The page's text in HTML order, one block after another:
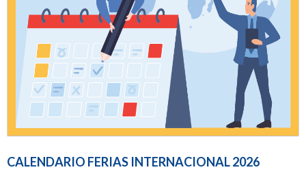
CALENDARIO FERIAS INTERNACIONAL 2026